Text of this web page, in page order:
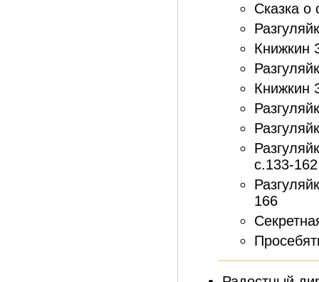
Сказка о
Книжкин
Книжкин
с.133-162
166